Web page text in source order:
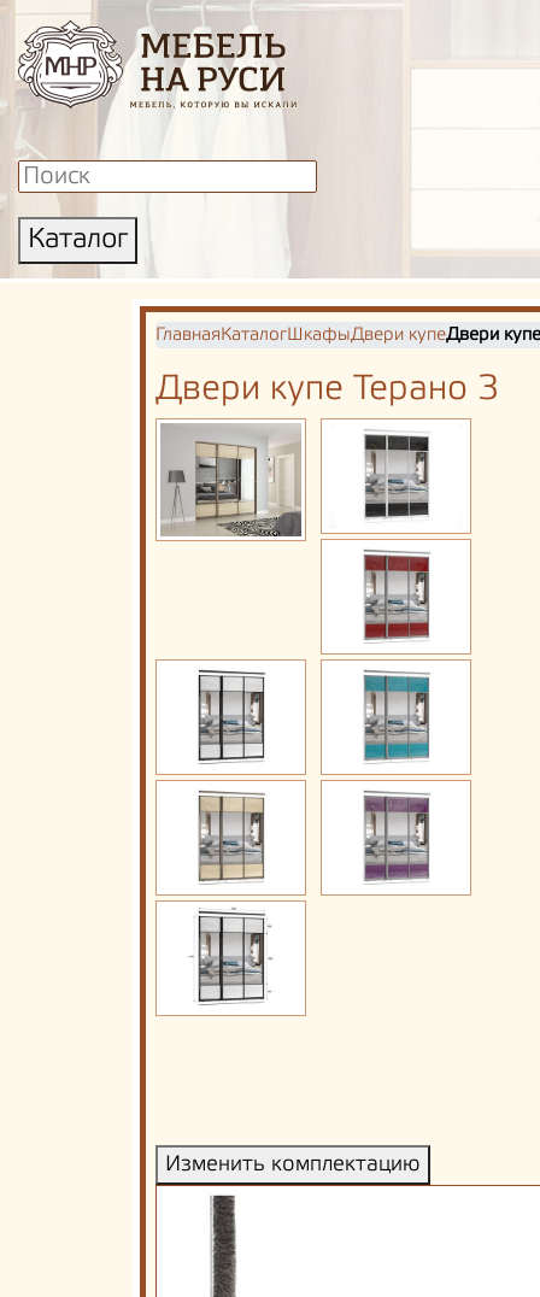
Каталог
ГлавнаяКаталогШкафыДвери купеДвери
Двери купе Терано 3
Изменить комплектацию